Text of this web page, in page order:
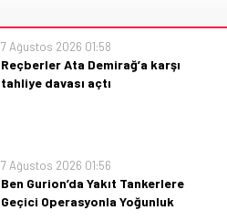
7 Ağustos 2026 01:58
Reçberler Ata Demirağ’a karşı
tahliye davası açtı
Türkçe, akıcı ve öz bilgilerle özetliyoruz.
7 Ağustos 2026 01:56
Ben Gurion’da Yakıt Tankerlere
Geçici Operasyonla Yoğunluk